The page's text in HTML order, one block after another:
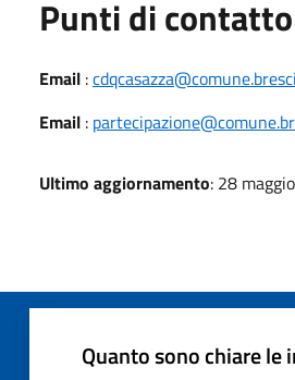
Punti di contatto
Email :
Email :
Ultimo aggiornamento: 28
Quanto sono chiare le